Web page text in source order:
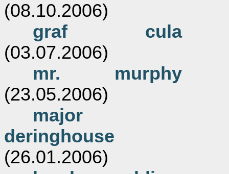
(08.10.2006)
graf cula
(03.07.2006)
mr. murphy
(23.05.2006)
major
deringhouse
(26.01.2006)